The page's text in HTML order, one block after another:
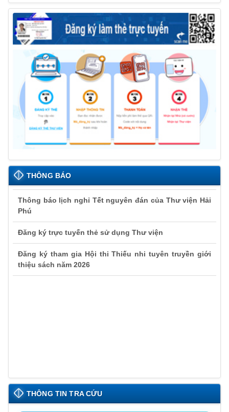
THÔNG BÁO
Thông báo lịch nghỉ Tết nguyên đán của Thư viện Hải
Phú
Đăng ký trực tuyến thẻ sử dụng Thư viện
Đăng ký tham gia Hội thi Thiếu nhi tuyên truyền giới
thiệu sách năm 2026
THÔNG TIN TRA CỨU